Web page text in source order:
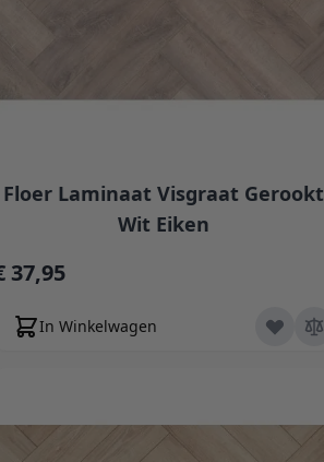
Floer Laminaat Visgraat Gerookt
Wit Eiken
37,95
In Winkelwagen